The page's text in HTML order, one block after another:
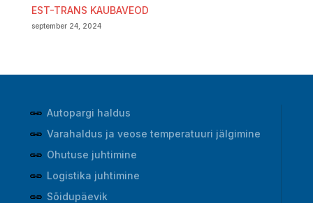
EST-TRANS KAUBAVEOD
september 24, 2024
Autopargi haldus
Varahaldus ja veose temperatuuri jälgimine
Ohutuse juhtimine
Logistika juhtimine
Sõidupäevik